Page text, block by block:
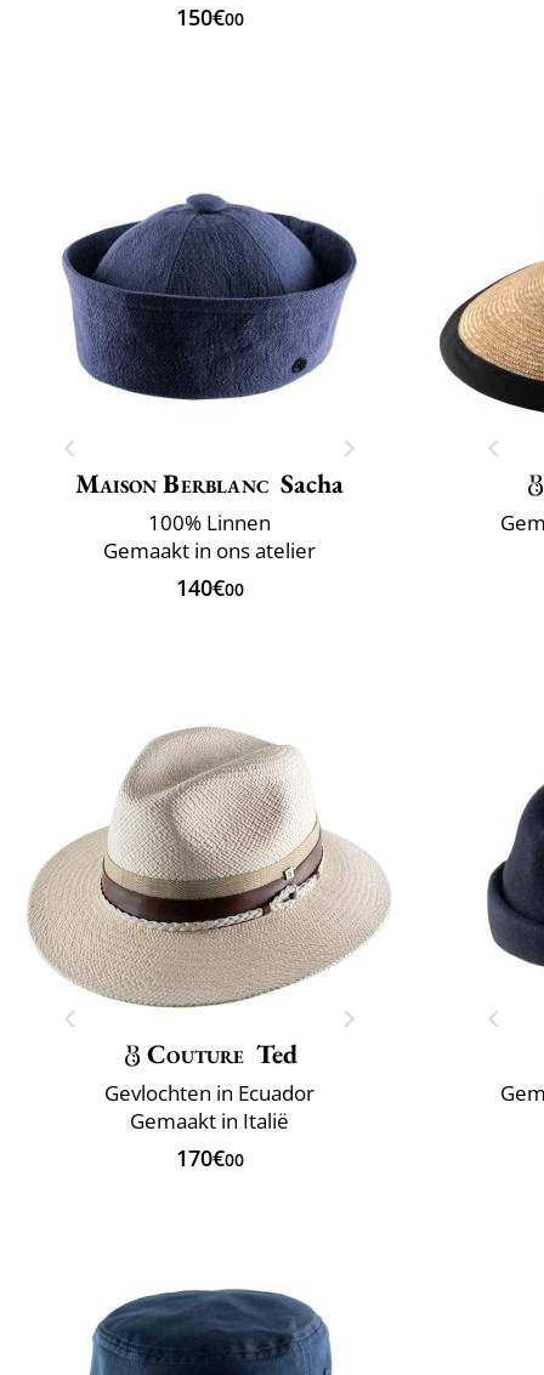
150€00
Maison Berblanc Sacha
100% Linnen
Gemaakt in ons atelier
140€00
Couture Ted
Gevlochten in Ecuador
Gemaakt in Italië
170€00